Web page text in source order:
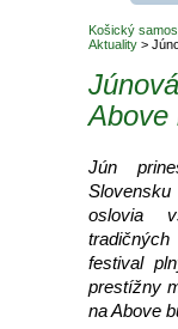
Košický
Aktuality >
Above
​Jún
oslovia
festival
prestížny
na Above